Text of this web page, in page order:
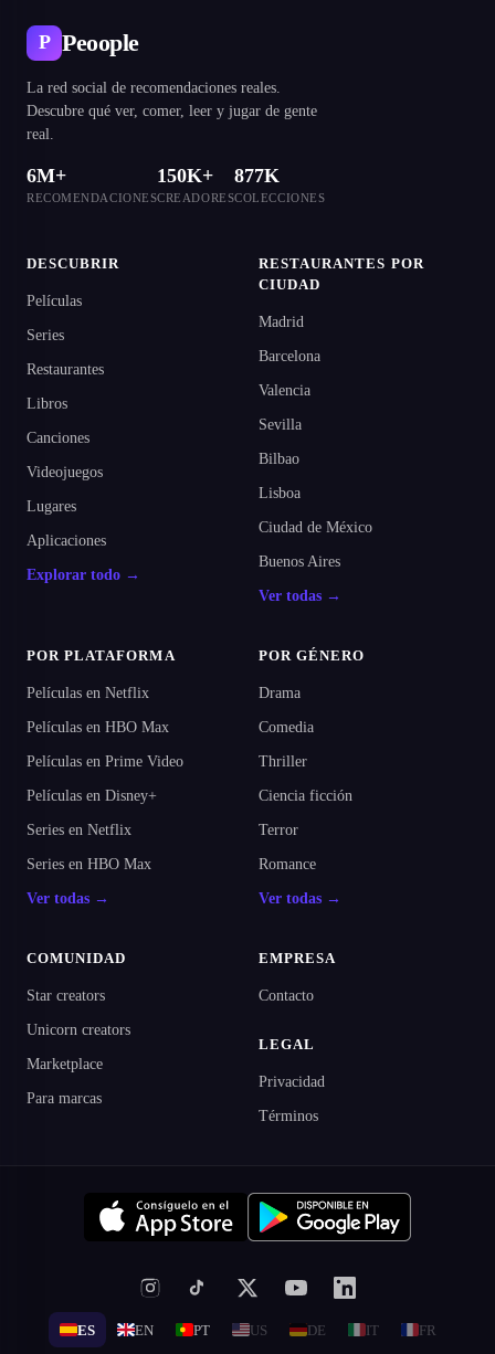
P Peoople
La red social de recomendaciones reales.
Descubre qué ver, comer, leer y jugar de gente
real.
6M+
RECOMENDACIONES
150K+
CREADORES
877K
COLECCIONES
DESCUBRIR
Películas
Series
Restaurantes
Libros
Canciones
Videojuegos
Lugares
Aplicaciones
Explorar todo →
RESTAURANTES POR
CIUDAD
Madrid
Barcelona
Valencia
Sevilla
Bilbao
Lisboa
Ciudad de México
Buenos Aires
Ver todas →
POR PLATAFORMA
Películas en Netflix
Películas en HBO Max
Películas en Prime Video
Películas en Disney+
Series en Netflix
Series en HBO Max
Ver todas →
POR GÉNERO
Drama
Comedia
Thriller
Ciencia ficción
Terror
Romance
Ver todas →
COMUNIDAD
Star creators
Unicorn creators
Marketplace
Para marcas
EMPRESA
Contacto
LEGAL
Privacidad
Términos
ES EN PT US DE IT FR